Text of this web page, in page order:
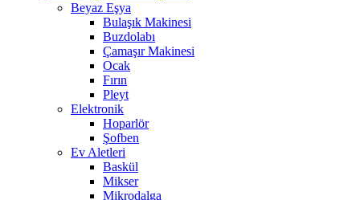
Beyaz Eşya
Bulaşık Makinesi
Buzdolabı
Çamaşır Makinesi
Ocak
Fırın
Pleyt
Elektronik
Hoparlör
Şofben
Ev Aletleri
Baskül
Mikser
Mikrodalga